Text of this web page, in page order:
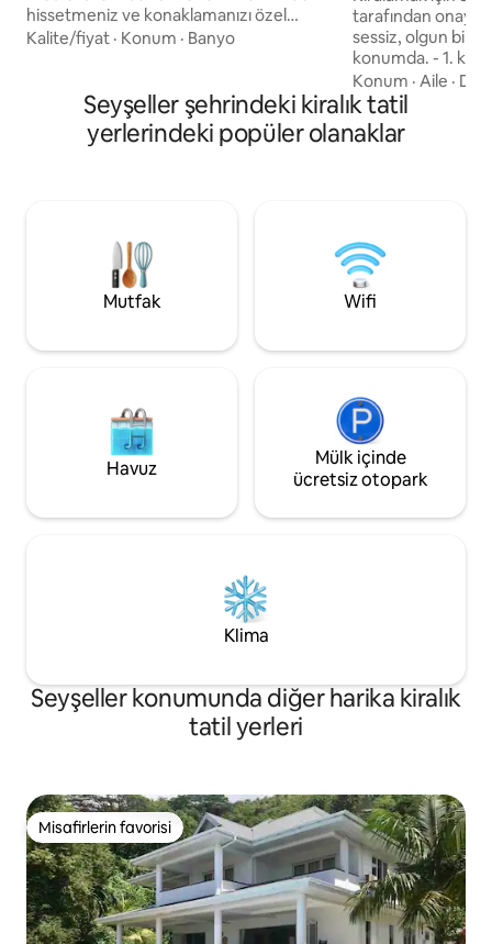
hissetmeniz ve konaklamanızı özel
kılmanız için gereken tüm temel şeylere
Yağmurlu günlerde bile, damlacıkların
düz denizde kendi tasarımlarını
oluşturduğunu görürken denize bakmak
konforunda ada hayatının tadını çıkarın.
Kalite/fiyat · Konum · Banyo
tarafından onaylanmıştır
sessiz, olgun bir
konumda. - 1. kat
erişimi olmayan
Körfez manzarası
mutfak + yaşam
yemek için güzel
verandası vardır.
Arabası'nın
Konum · Aile ·
Seyşeller şehrindeki kiralık tatil
yerlerindeki popüler olanaklar
Mutfak Wifi
Havuz
Mülk içinde
ücretsiz otopark
Klima
Seyşeller konumunda diğer harika kiralık
tatil yerleri
Misafirlerin favorisi
Misafirlerin favorisi